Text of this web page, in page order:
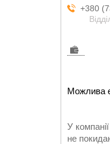
+380
У
не